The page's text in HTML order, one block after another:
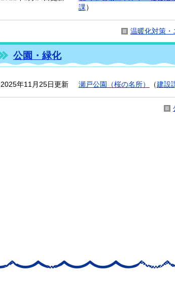
課）
温暖化対策・
公園・緑化
2025年11月25日更新 瀬戸公園（桜の名所） （建設